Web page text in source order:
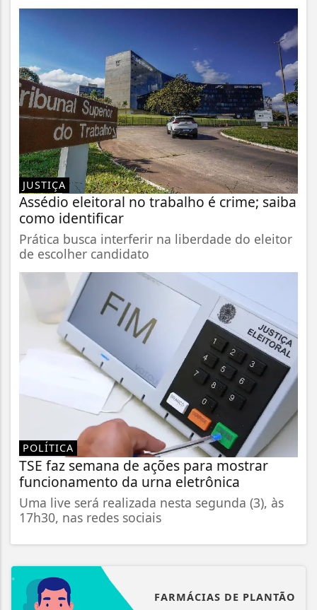
JUSTIÇA
Assédio eleitoral no trabalho é crime; saiba
como identificar
Prática busca interferir na liberdade do eleitor
de escolher candidato
POLÍTICA
TSE faz semana de ações para mostrar
funcionamento da urna eletrônica
Uma live será realizada nesta segunda (3), às
17h30, nas redes sociais
FARMÁCIAS DE PLANTÃO